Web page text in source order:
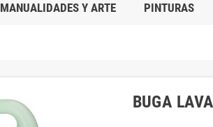
MANUALIDADES Y ARTE PINTURAS
BUGA